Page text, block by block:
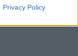
Privacy Policy